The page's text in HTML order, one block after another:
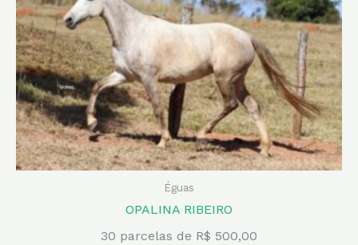
Éguas
OPALINA RIBEIRO
30 parcelas de R$ 500,00